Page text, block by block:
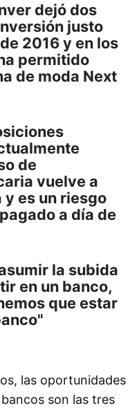
dejó dos
justo
2016 y en los
permitido
de moda Next
de
vuelve a
y es un riesgo
a día de
la subida
en un banco,
que estar
las oportunidades
son las tres